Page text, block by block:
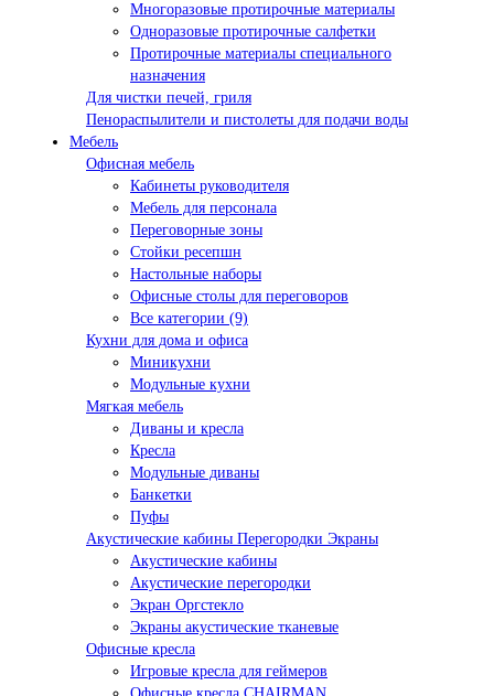
Многоразовые протирочные материалы
Одноразовые протирочные салфетки
Протирочные материалы специального
назначения
Для чистки печей, гриля
Пенораспылители и пистолеты для подачи воды
Мебель
Офисная мебель
Кабинеты руководителя
Мебель для персонала
Переговорные зоны
Стойки ресепшн
Настольные наборы
Офисные столы для переговоров
Все категории (9)
Кухни для дома и офиса
Миникухни
Модульные кухни
Мягкая мебель
Диваны и кресла
Кресла
Модульные диваны
Банкетки
Пуфы
Акустические кабины Перегородки Экраны
Акустические кабины
Акустические перегородки
Экран Оргстекло
Экраны акустические тканевые
Офисные кресла
Игровые кресла для геймеров